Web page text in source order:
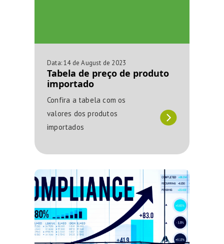
Data:14 de August de 2023
Tabela de preço de produto
importado
Confira a tabela com os
valores dos produtos
importados